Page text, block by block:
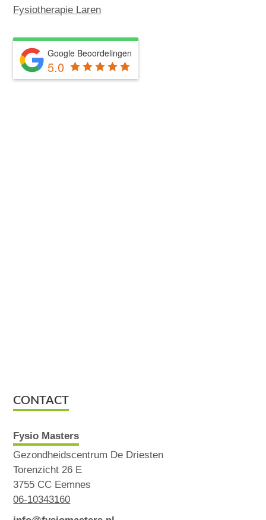
Fysiotherapie Laren
Google Beoordelingen
5.0
CONTACT
Fysio Masters
Gezondheidscentrum De Driesten
Torenzicht 26 E
3755 CC Eemnes
06-10343160